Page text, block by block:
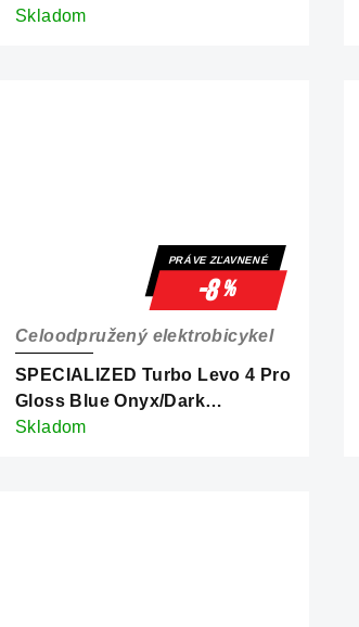
Skladom
PRÁVE ZĽAVNENÉ
-8%
SPECIALIZED Turbo Levo 4 Pro
Gloss Blue Onyx/Dark
Navy/Birch
Celoodpružený elektrobicykel
Skladom